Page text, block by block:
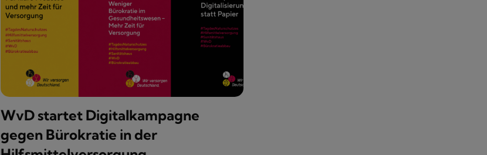
WvD startet Digitalkampagne
gegen Bürokratie in der